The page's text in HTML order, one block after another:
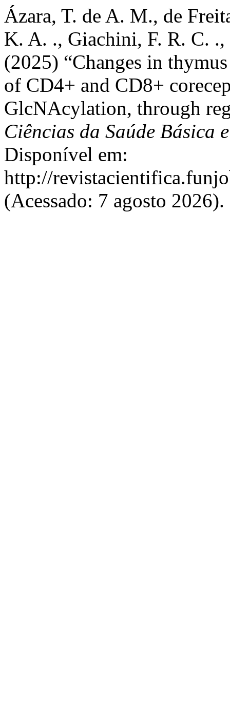
Ázara, T. de A. M., de
K. A. ., Giachini, F. R. C. .,
(2025) “Changes in
of CD4+ and CD8+
GlcNAcylation, through
Ciências da Saúde Básica
Disponível em:
http://
(Acessado: 7 agosto 2026).